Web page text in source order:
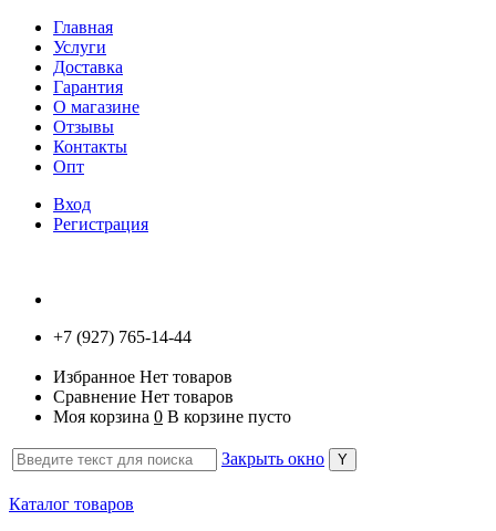
Главная
Услуги
Доставка
Гарантия
О магазине
Отзывы
Контакты
Опт
Вход
Регистрация
+7 (927) 765-14-44
Избранное Нет товаров
Сравнение Нет товаров
Моя корзина 0 В корзине пусто
Закрыть окно
Каталог товаров